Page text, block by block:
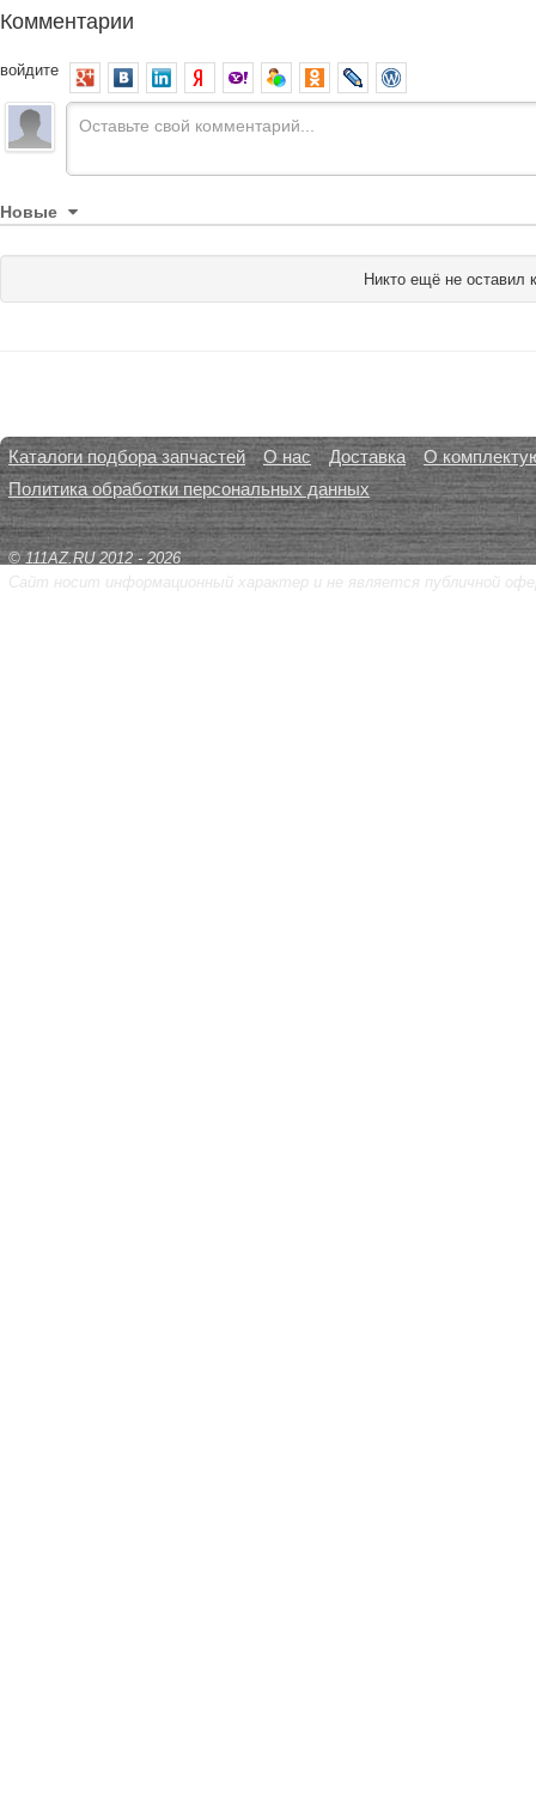
Комментарии
войдите
Новые
Никто ещё не оставил
Каталоги подбора запчастей О нас Доставка
О
Политика обработки персональных данных
© 111AZ.RU 2012 - 2026
Сайт носит информационный характер и не является публичной